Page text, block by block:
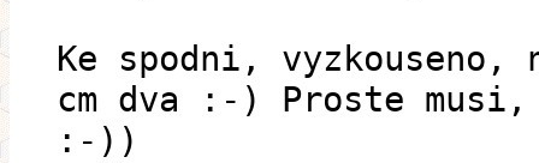
Ke spodni,
cm dva :-) Proste musi,
:-))